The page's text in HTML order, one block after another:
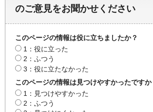
のご意見をお聞かせください
このページの情報は役に立ちましたか？
1：役に立った
2：ふつう
3：役に立たなかった
このページの情報は見つけやすかったですか
1：見つけやすかった
2：ふつう